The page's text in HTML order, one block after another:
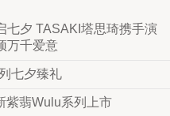
七夕 TASAKI塔思琦携手演
万千爱意
七夕臻礼
紫翡Wulu系列上市